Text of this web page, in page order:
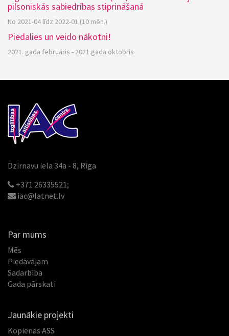
pilsoniskās sabiedrības stiprināšanā
No 2021-04 līdz 2022-01 (10 mēn.)
Piedalies un veido nākotni!
2021. gada februāris - 2021.gada oktobris
Dzirnavu iela 34a - 8, Rīga
+371 26335521;
iac@latnet.lv
Par mums
Mēs
Piedāvājam
Sadarbība
Gada pārskati
Jaunākie projekti
Kopienas ASS